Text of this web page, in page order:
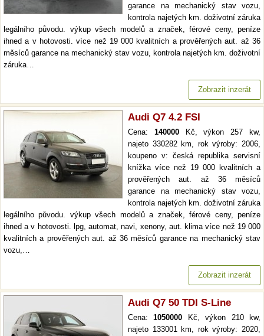
garance na mechanický stav vozu,
kontrola najetých km. doživotní záruka
legálního původu. výkup všech modelů a značek, férové ceny, peníze
ihned a v hotovosti. více než 19 000 kvalitních a prověřených aut. až 36
měsíců garance na mechanický stav vozu, kontrola najetých km. doživotní
záruka…
Zobrazit inzerát
Audi Q7 4.2 FSI
Cena: 140000Kč, výkon 257 kw,
najeto 330282 km, rok výroby: 2006,
koupeno v: česká republika servisní
knížka více než 19 000 kvalitních a
prověřených aut. až 36 měsíců
garance na mechanický stav vozu,
kontrola najetých km. doživotní záruka
legálního původu. výkup všech modelů a značek, férové ceny, peníze
ihned a v hotovosti. lpg, automat, navi, xenony, aut. klima více než 19 000
kvalitních a prověřených aut. až 36 měsíců garance na mechanický stav
vozu,…
Zobrazit inzerát
Audi Q7 50 TDI S-Line
Cena:1050000 Kč, výkon 210 kw,
najeto 133001 km, rok výroby: 2020,